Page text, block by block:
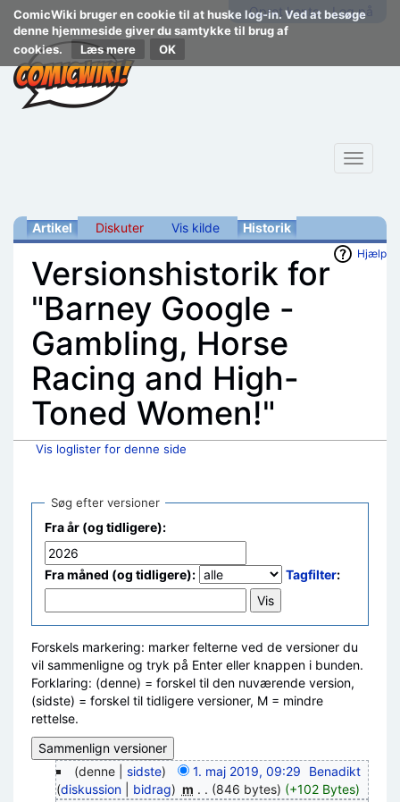
ComicWiki bruger en cookie til at huske log-in. Ved at besøge
denne hjemmeside giver du samtykke til brug af
cookies.
Læs mere
Opret konto Log på
Toggle
Artikel Diskuter Vis kilde Historik
Hjælp
Versionshistorik for
"Barney Google -
Gambling, Horse
Racing and High-
Toned Women!"
Vis loglister for denne side
Søg efter versioner
Fra år (og tidligere):
Fra måned (og tidligere): Tagfilter:
Forskels markering: marker felterne ved de versioner du
vil sammenligne og tryk på Enter eller knappen i bunden.
Forklaring: (denne) = forskel til den nuværende version,
(sidste) = forskel til tidligere versioner, M = mindre
rettelse.
(denne | sidste) 1. maj 2019, 09:29
Benadikt
(diskussion| bidrag) m . . (846 bytes) (+102 Bytes)